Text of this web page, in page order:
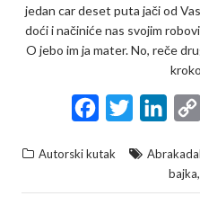
jedan car deset puta jači od
doći i načiniće nas svojim
O jebo im ja mater. No, reče
c
e
i
t
n
k
Autorski kutak
bajka,